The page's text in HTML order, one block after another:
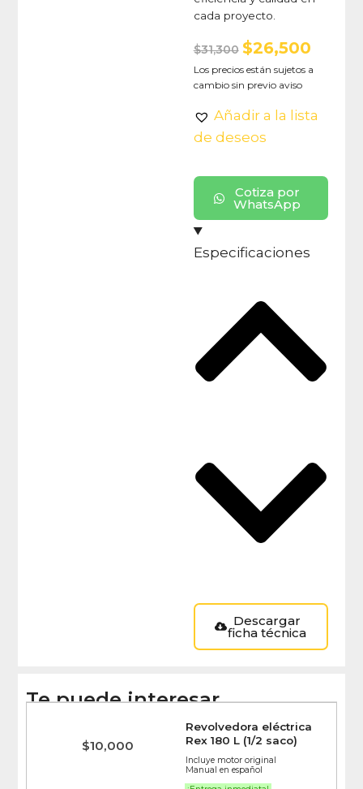
cada proyecto.
$31,300 $26,500
Los precios están sujetos a
cambio sin previo aviso
Añadir a la lista
de deseos
Cotiza por
WhatsApp
Especificaciones
Descargar
ficha técnica
Te puede interesar
$10,000
Revolvedora eléctrica
Rex 180 L (1/2 saco)
Incluye motor original
Manual en español